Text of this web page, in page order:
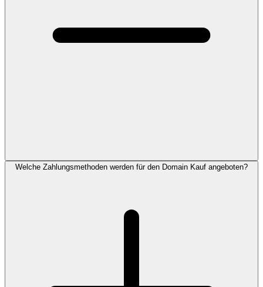
Welche Zahlungsmethoden werden für den Domain Kauf angeboten?